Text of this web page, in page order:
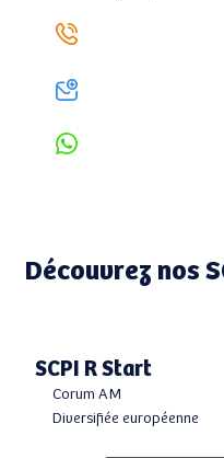
Découvrez nos
SCPI R Start
Corum AM
Diversifiée européenne